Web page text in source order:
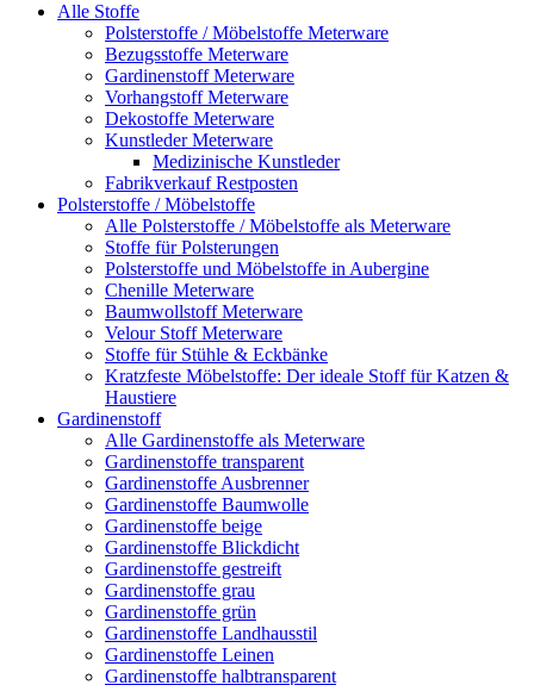
Alle Stoffe
Polsterstoffe / Möbelstoffe Meterware
Bezugsstoffe Meterware
Gardinenstoff Meterware
Vorhangstoff Meterware
Dekostoffe Meterware
Kunstleder Meterware
Medizinische Kunstleder
Fabrikverkauf Restposten
Polsterstoffe / Möbelstoffe
Alle Polsterstoffe / Möbelstoffe als Meterware
Stoffe für Polsterungen
Polsterstoffe und Möbelstoffe in Aubergine
Chenille Meterware
Baumwollstoff Meterware
Velour Stoff Meterware
Stoffe für Stühle & Eckbänke
Kratzfeste Möbelstoffe: Der ideale Stoff für Katzen &
Haustiere
Gardinenstoff
Alle Gardinenstoffe als Meterware
Gardinenstoffe transparent
Gardinenstoffe Ausbrenner
Gardinenstoffe Baumwolle
Gardinenstoffe beige
Gardinenstoffe Blickdicht
Gardinenstoffe gestreift
Gardinenstoffe grau
Gardinenstoffe grün
Gardinenstoffe Landhausstil
Gardinenstoffe Leinen
Gardinenstoffe halbtransparent